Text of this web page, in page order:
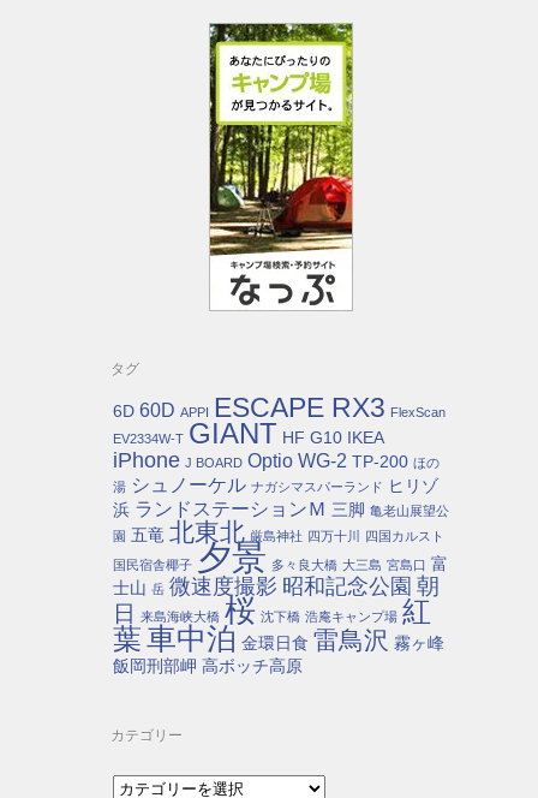
タグ
6D 60D APPI ESCAPE RX3 FlexScan
EV2334W-T GIANT HF G10 IKEA
iPhone J BOARD Optio WG-2 TP-200 ほの
湯 シュノーケル ナガシマスパーランド ヒリゾ
浜 ランドステーションＭ 三脚 亀老山展望公
園 五竜 北東北 厳島神社 四万十川
四国カルスト
国民宿舎椰子 夕景 多々良大橋 大三島 宮島口 富
士山 岳 微速度撮影 昭和記念公園 朝
日
来島海峡大橋 桜 沈下橋 浩庵キャンプ場 紅
葉車中泊 金環日食 雷鳥沢 霧ヶ峰
飯岡刑部岬 高ボッチ高原
カテゴリー
カ